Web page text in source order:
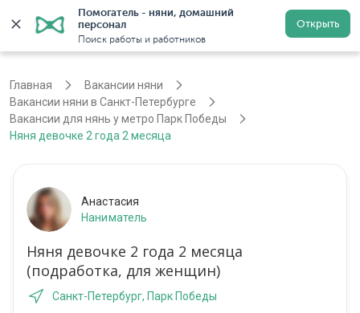
Помогатель - няни, домашний
персонал
Поиск работы и работников
Открыть
Санкт-Петербург Регистрация
Главная
Вакансии няни
Вакансии няни в Санкт-Петербурге
Вакансии для нянь у метро Парк Победы
Няня девочке 2 года 2 месяца
Анастасия
Наниматель
Няня девочке 2 года 2 месяца
(подработка, для женщин)
Санкт-Петербург, Парк Победы